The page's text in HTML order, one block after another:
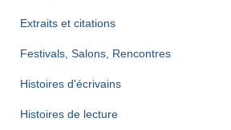
Extraits et citations
Festivals, Salons, Rencontres
Histoires d'écrivains
Histoires de lecture